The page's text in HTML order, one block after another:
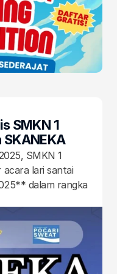
untuk siswa SMP
SMKN 1
SMKN 1
acara lari santai
dalam rangka
komunitas
ini akan dimulai
5 KM yang